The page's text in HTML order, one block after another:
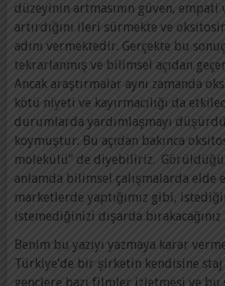
düzeyinin artmasının güven, empati
artırdığını ileri sürmekte ve
adını vermektedir. Gerçekte bu
tekrarlanmış ve bilimsel açıdan
Ancak araştırmalar aynı zamanda
kötü niyeti ve kayırmacılığı da
durumlarda yardımlaşmayı
koymuştur. Bu açıdan bakınca
molekülü” de diyebiliriz.
anlamda bilimsel çalışmalarda elde
marketlerde yaptığımız gibi,
istemediğinizi dışarda
Benim bu yazıyı yazmaya karar
Türkiye’de bir şirketin kendisine
gençlere bazı filmler izletmesi ve bu